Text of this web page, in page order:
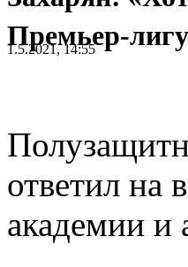
Премьер-
1.5.2021, 14:55
ответил на
академии и